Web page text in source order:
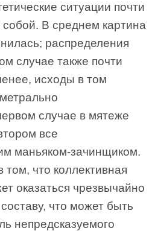
ситуации почти
В среднем картина
распределения
случае также почти
исходы в том
случае в мятеже
все
маньяком-зачинщиком.
что коллективная
оказаться чрезвычайно
что может быть
непредсказуемого